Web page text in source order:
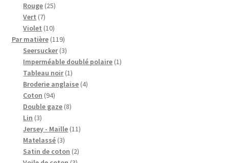
produits
Rouge 2525
Vert 77
produits
Violet 1010
produits
Par matière 119119
produits
Seersucker 33
produits
Imperméable doublé polaire 11
Tableau noir 11
produit
Broderie anglaise 44
Coton 9494
produits
Double gaze 88
Lin 33
produits
Jersey - Maille 1111
Matelassé 33
produits
Satin de coton 22